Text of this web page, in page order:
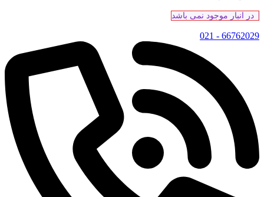
در انبار موجود نمی باشد
66762029 - 021